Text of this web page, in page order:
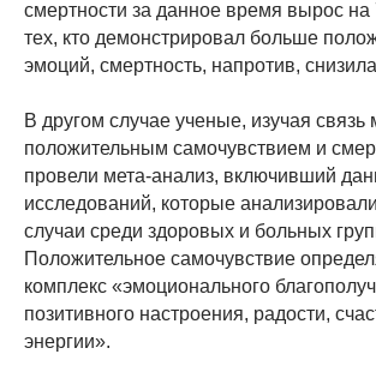
смертности за данное время вырос на
тех, кто демонстрировал больше
эмоций, смертность, напротив,
В другом случае ученые, изучая связь
положительным самочувствием и
провели мета-анализ, включивший
исследований, которые
случаи среди здоровых и больных
Положительное самочувствие
комплекс «эмоционального
позитивного настроения, радости,
энергии».